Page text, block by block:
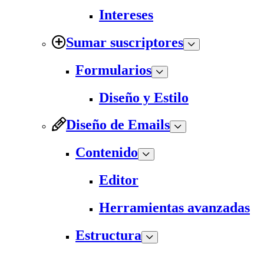
Intereses
Sumar suscriptores
Formularios
Diseño y Estilo
Diseño de Emails
Contenido
Editor
Herramientas avanzadas
Estructura